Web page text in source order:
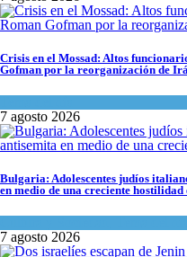
Crisis en el Mossad: Altos
Gofman por la reorganización de
7 agosto 2026
Bulgaria: Adolescentes judíos
en medio de una creciente
7 agosto 2026